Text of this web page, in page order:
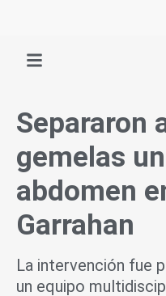
Separaron
gemelas
abdomen
Garrahan
La intervención fue
un equipo